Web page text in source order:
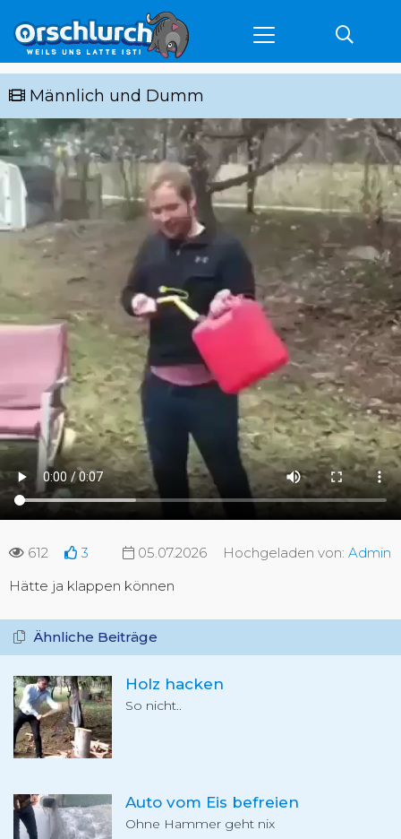
Männlich und Dumm
612 3 05.07.2026 Hochgeladen von: Admin
Hätte ja klappen können
Ähnliche Beiträge
Holz hacken
So nicht..
Auto vom Eis befreien
Ohne Hammer geht nix